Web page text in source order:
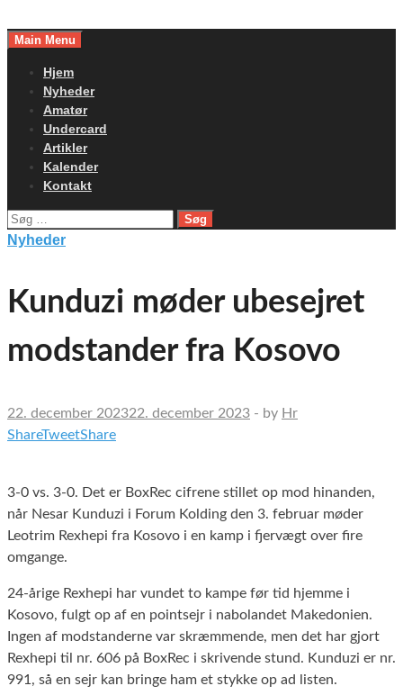
toMain Menu
Hjem
Nyheder
Amatør
Undercard
Artikler
Kalender
Kontakt
Søg
efter:
Nyheder
Kunduzi møder ubesejret
modstander fra Kosovo
22. december 202322. december 2023 - by Hr
ShareTweetShare
3-0 vs. 3-0. Det er BoxRec cifrene stillet op mod hinanden,
når Nesar Kunduzi i Forum Kolding den 3. februar møder
Leotrim Rexhepi fra Kosovo i en kamp i fjervægt over fire
omgange.
24-årige Rexhepi har vundet to kampe før tid hjemme i
Kosovo, fulgt op af en pointsejr i nabolandet Makedonien.
Ingen af modstanderne var skræmmende, men det har gjort
Rexhepi til nr. 606 på BoxRec i skrivende stund. Kunduzi er nr.
991, så en sejr kan bringe ham et stykke op ad listen.